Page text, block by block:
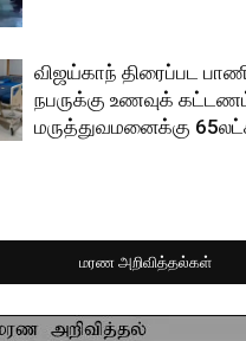
விஜய்காந் திரைப்பட
நபருக்கு உணவுக்
மருத்துவமனைக்கு
மரண அறிவித்தல்கள்